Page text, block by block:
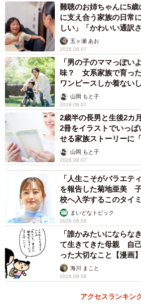
難聴のお姉ちゃんに5
に支え合う家族の日常
しい」「かわいい通訳さ
五ヶ瀬 あお
2026.08.07
「男の子のママっぽい
味？ 女系家族で育っ
ワンピースしか着ない
へんが…
山岡 もと子
2026.08.07
2歳半の長男と生後2
2冊をイラストでいっ
せる家族ストーリーに
山岡 もと子
2026.08.07
「人生こそがバラエテ
を報告した菊地亜美
校へ入学するこのタイ
まいどなトピック
2026.08.06
「誰かみたいにならな
て生きてきた母親 自
った大切なこと【漫画】
海川 まこと
2026.08.06
アクセスランキン